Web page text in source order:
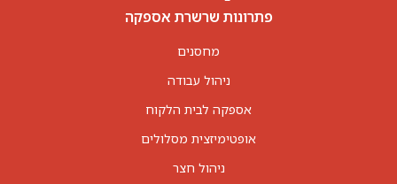
פתרונות שרשרת אספקה
מחסנים
ניהול עבודה
אספקה לבית הלקוח
אופטימיזצית מסלולים
ניהול חצר